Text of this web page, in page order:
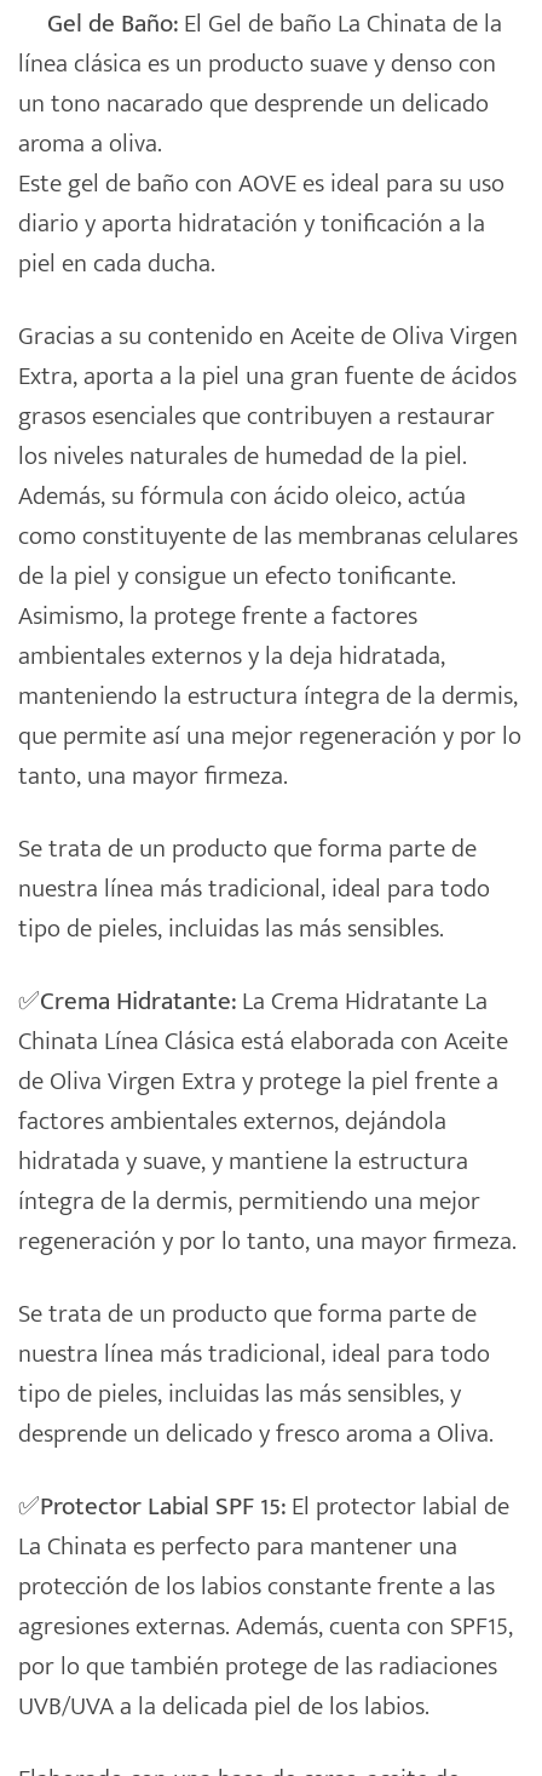
Gel de Baño:El Gel de baño La Chinata de la
línea clásica es un producto suave y denso con
un tono nacarado que desprende un delicado
aroma a oliva.
Este gel de baño con AOVE es ideal para su uso
diario y aporta hidratación y tonificación a la
piel en cada ducha.
Gracias a su contenido en Aceite de Oliva Virgen
Extra, aporta a la piel una gran fuente de ácidos
grasos esenciales que contribuyen a restaurar
los niveles naturales de humedad de la piel.
Además, su fórmula con ácido oleico, actúa
como constituyente de las membranas celulares
de la piel y consigue un efecto tonificante.
Asimismo, la protege frente a factores
ambientales externos y la deja hidratada,
manteniendo la estructura íntegra de la dermis,
que permite así una mejor regeneración y por lo
tanto, una mayor firmeza.
Se trata de un producto que forma parte de
nuestra línea más tradicional, ideal para todo
tipo de pieles, incluidas las más sensibles.
✅Crema Hidratante:La Crema Hidratante La
Chinata Línea Clásica está elaborada con Aceite
de Oliva Virgen Extra y protege la piel frente a
factores ambientales externos, dejándola
hidratada y suave, y mantiene la estructura
íntegra de la dermis, permitiendo una mejor
regeneración y por lo tanto, una mayor firmeza.
Se trata de un producto que forma parte de
nuestra línea más tradicional, ideal para todo
tipo de pieles, incluidas las más sensibles, y
desprende un delicado y fresco aroma a Oliva.
✅Protector Labial SPF 15:El protector labial de
La Chinata es perfecto para mantener una
protección de los labios constante frente a las
agresiones externas. Además, cuenta con SPF15,
por lo que también protege de las radiaciones
UVB/UVA a la delicada piel de los labios.